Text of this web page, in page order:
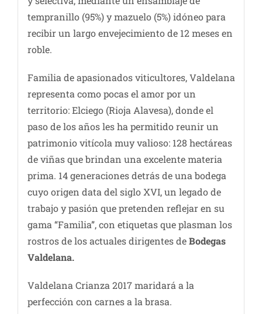
tempranillo (95%) y mazuelo (5%) idóneo para
recibir un largo envejecimiento de 12 meses en
roble.
Familia de apasionados viticultores, Valdelana
representa como pocas el amor por un
territorio: Elciego (Rioja Alavesa), donde el
paso de los años les ha permitido reunir un
patrimonio vitícola muy valioso: 128 hectáreas
de viñas que brindan una excelente materia
prima. 14 generaciones detrás de una bodega
cuyo origen data del siglo XVI, un legado de
trabajo y pasión que pretenden reflejar en su
gama “Familia”, con etiquetas que plasman los
rostros de los actuales dirigentes deBodegas
Valdelana.
Valdelana Crianza 2017 maridará a la
perfección con carnes a la brasa.